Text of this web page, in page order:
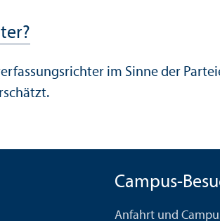
im Sinne der
Campus-
Anfahrt und